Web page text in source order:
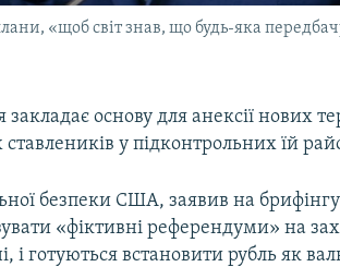
«щоб світ знав, що будь-яка
основу для анексії нових
у підконтрольних їй
безпеки США, заявив на
«фіктивні референдуми» на
і готуються встановити рубль як